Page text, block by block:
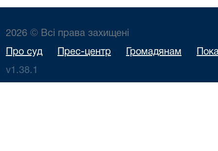
2026 © Всі права захищені
Про суд Прес-центр Громадянам
v1.38.1